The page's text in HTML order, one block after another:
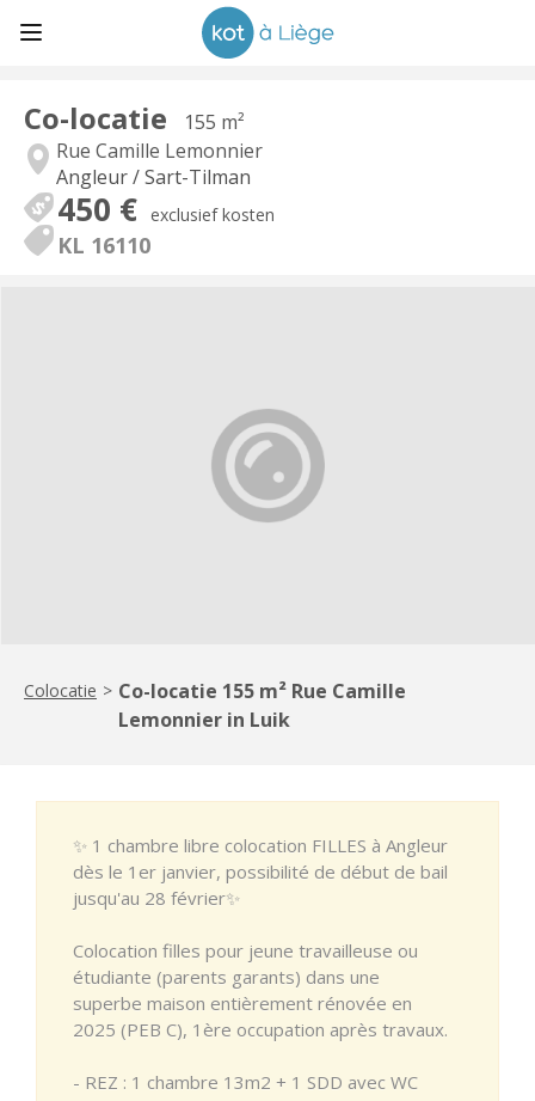
Co-locatie
155 m²
Rue Camille Lemonnier
Angleur / Sart-Tilman
450 € exclusief kosten
KL 16110
Colocatie > Co-locatie 155 m² Rue Camille
Lemonnier in Luik
✨ 1 chambre libre colocation FILLES à Angleur
dès le 1er janvier, possibilité de début de bail
jusqu'au 28 février✨
Colocation filles pour jeune travailleuse ou
étudiante (parents garants) dans une
superbe maison entièrement rénovée en
2025 (PEB C), 1ère occupation après travaux.
- REZ : 1 chambre 13m2 + 1 SDD avec WC